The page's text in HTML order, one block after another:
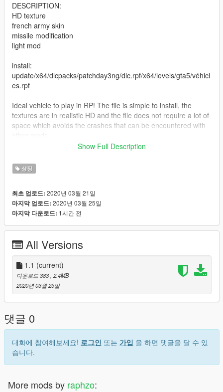
DESCRIPTION:
HD texture
french army skin
missile modification
light mod
install:
update/x64/dlcpacks/patchday3ng/dlc.rpf/x64/levels/gta5/véhicl
es.rpf
Ideal vehicle to play in RP! The file is simple to install, the
textures are in realistic HD and the file does not require a lot of
space which avoids the crashes that can be encountered with
Show Full Description
상징
최초 업로드: 2020년 03월 21일
마지막 업로드: 2020년 03월 25일
마지막 다운로드: 1시간 전
All Versions
1.1 (current)
다운로드 383, 2.4MB
2020년 03월 25일
댓글 0
대화에 참여해보세요! 로그인 또는 가입 을 하면 댓글을 달 수 있
습니다.
More mods by raphzo: